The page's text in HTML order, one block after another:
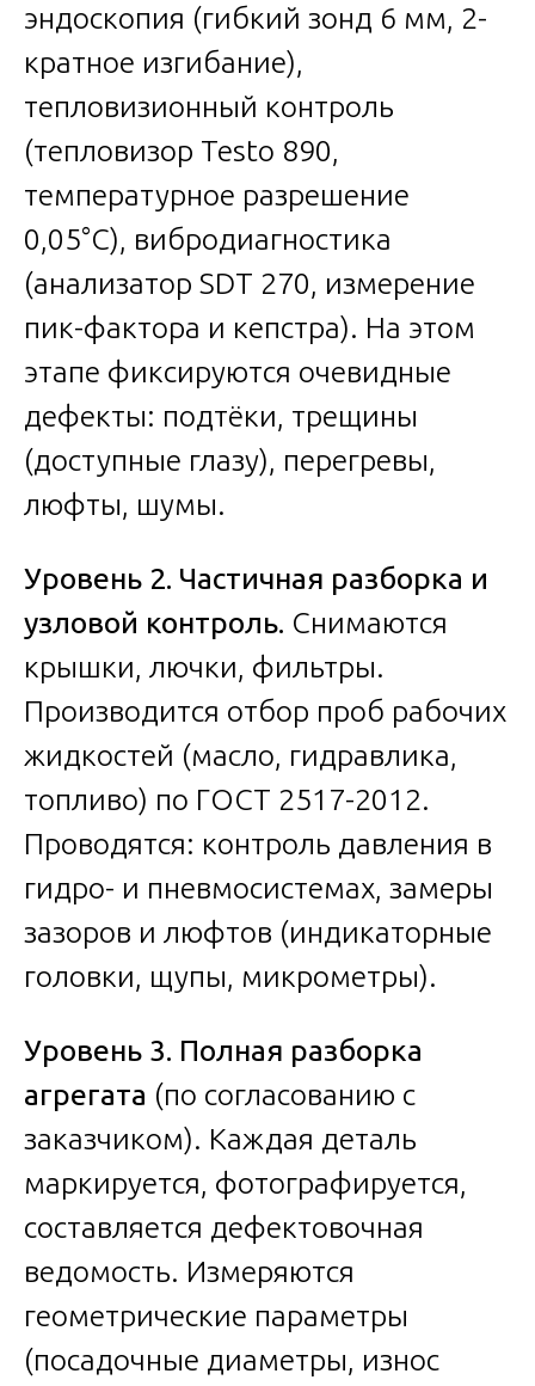
эндоскопия (гибкий зонд 6 мм, 2-
кратное изгибание),
тепловизионный контроль
(тепловизор Testo 890,
температурное разрешение
0,05°C), вибродиагностика
(анализатор SDT 270, измерение
пик-фактора и кепстра). На этом
этапе фиксируются очевидные
дефекты: подтёки, трещины
(доступные глазу), перегревы,
люфты, шумы.
Уровень 2. Частичная разборка и
узловой контроль. Снимаются
крышки, лючки, фильтры.
Производится отбор проб рабочих
жидкостей (масло, гидравлика,
топливо) по ГОСТ 2517-2012.
Проводятся: контроль давления в
гидро- и пневмосистемах, замеры
зазоров и люфтов (индикаторные
головки, щупы, микрометры).
Уровень 3. Полная разборка
агрегата (по согласованию с
заказчиком). Каждая деталь
маркируется, фотографируется,
составляется дефектовочная
ведомость. Измеряются
геометрические параметры
(посадочные диаметры, износ